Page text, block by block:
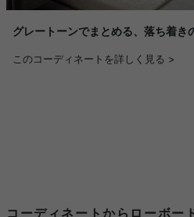
グレートーンでまとめる、落ち着き
このコーディネートを詳しく見る >
コーディネートからローボー